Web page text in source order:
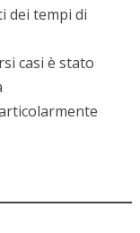
dei tempi di
casi è stato